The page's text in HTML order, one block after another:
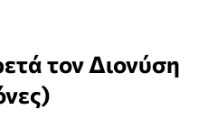
τον Διονύση